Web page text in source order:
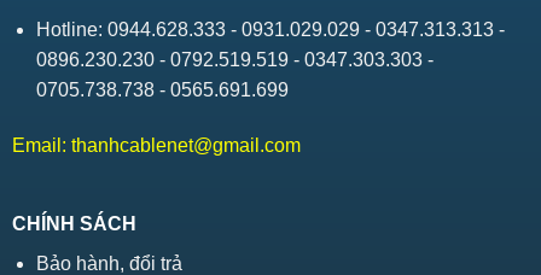
Hotline: 0944.628.333 - 0931.029.029 - 0347.313.313 -
0896.230.230 - 0792.519.519 - 0347.303.303 -
0705.738.738 - 0565.691.699
Email: thanhcablenet@gmail.com
CHÍNH SÁCH
Bảo hành, đổi trả